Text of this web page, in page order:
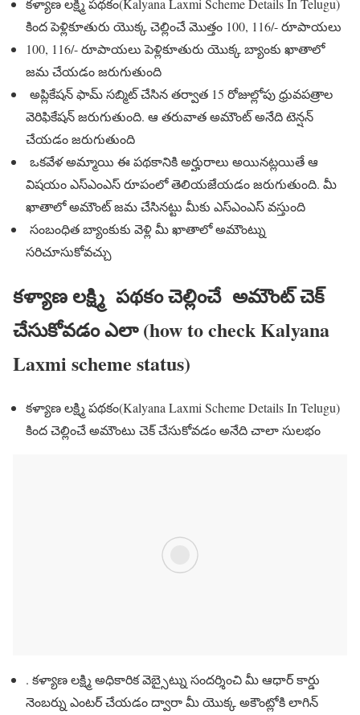
కళ్యాణ లక్ష్మి పథకం(Kalyana Laxmi Scheme Details In Telugu)
కింద పెళ్లికూతురు యొక్క చెల్లించే మొత్తం 100, 116/- రూపాయలు
100, 116/- రూపాయలు పెళ్లికూతురు యొక్క బ్యాంకు ఖాతాలో
జమ చేయడం జరుగుతుంది
అప్లికేషన్ ఫామ్ సబ్మిట్ చేసిన తర్వాత 15 రోజుల్లోపు ధ్రువపత్రాల
వెరిఫికేషన్ జరుగుతుంది. ఆ తరువాత అమౌంట్ అనేది టెన్షన్
చేయడం జరుగుతుంది
ఒకవేళ అమ్మాయి ఈ పథకానికి అర్హురాలు అయినట్లయితే ఆ
విషయం ఎస్ఎంఎస్ రూపంలో తెలియజేయడం జరుగుతుంది. మీ
ఖాతాలో అమౌంట్ జమ చేసినట్టు మీకు ఎస్ఎంఎస్ వస్తుంది
సంబంధిత బ్యాంకుకు వెళ్లి మీ ఖాతాలో అమౌంట్ను
సరిచూసుకోవచ్చు
కళ్యాణ లక్ష్మి పథకం చెల్లించే అమౌంట్ చెక్
చేసుకోవడం ఎలా (how to check Kalyana
Laxmi scheme status)
కళ్యాణ లక్ష్మి పథకం(Kalyana Laxmi Scheme Details In Telugu)
కింద చెల్లించే అమౌంటు చెక్ చేసుకోవడం అనేది చాలా సులభం
. కళ్యాణ లక్ష్మి అధికారిక వెబ్సైట్ను సందర్శించి మీ ఆధార్ కార్డు
నెంబర్ను ఎంటర్ చేయడం ద్వారా మీ యొక్క అకౌంట్లోకి లాగిన్